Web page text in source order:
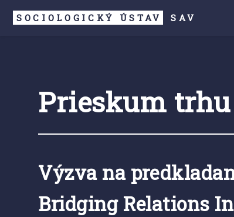
SOCIOLOGICKÝ ÚSTAV SAV
Prieskum trhu
Výzva na
Bridging Relations